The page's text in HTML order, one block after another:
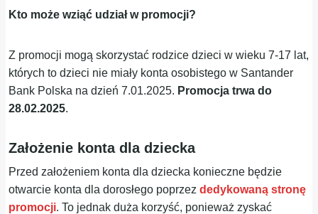
Kto może wziąć udział w promocji?
Z promocji mogą skorzystać rodzice dzieci w wieku 7-17 lat,
których to dzieci nie miały konta osobistego w Santander
Bank Polska na dzień 7.01.2025. Promocja trwa do
28.02.2025.
Założenie konta dla dziecka
Przed założeniem konta dla dziecka konieczne będzie
otwarcie konta dla dorosłego poprzezdedykowaną stronę
promocji. To jednak duża korzyść, ponieważ zyskać